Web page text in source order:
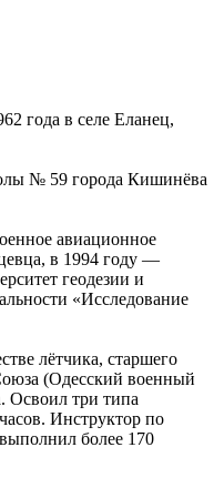
года в селе Еланец,
№ 59 города Кишинёва
авиационное
в 1994 году —
геодезии и
«Исследование
лётчика, старшего
(Одесский военный
Освоил три типа
Инструктор по
более 170